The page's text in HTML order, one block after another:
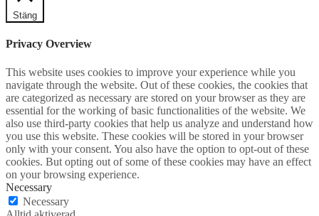
Stäng
Privacy Overview
This website uses cookies to improve your experience while you
navigate through the website. Out of these cookies, the cookies that
are categorized as necessary are stored on your browser as they are
essential for the working of basic functionalities of the website. We
also use third-party cookies that help us analyze and understand how
you use this website. These cookies will be stored in your browser
only with your consent. You also have the option to opt-out of these
cookies. But opting out of some of these cookies may have an effect
on your browsing experience.
Necessary
Necessary